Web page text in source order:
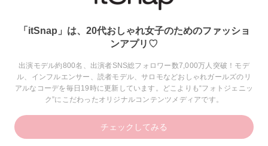
「itSnap」は、20代おしゃれ女子のためのファッショ
ンアプリ♡
出演モデル約800名、出演者SNS総フォロワー数7,000万人突破！モデ
ル、インフルエンサー、読者モデル、サロモなどおしゃれガールズのリ
アルなコーデを毎日19時に更新しています。どこよりも“フォトジェニッ
ク”にこだわったオリジナルコンテンツメディアです。
チェックしてみる